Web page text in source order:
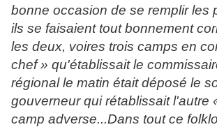
bonne occasion de se remplir les
ils se faisaient tout bonnement
les deux, voires trois camps en
chef » qu'établissait le
régional le matin était déposé le
gouverneur qui rétablissait l'autre
camp adverse...Dans tout ce